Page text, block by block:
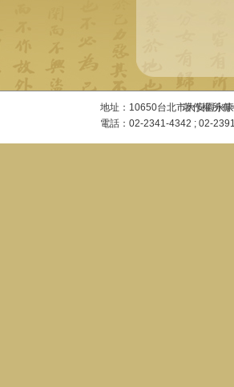
地址：10650台北市大安區永
電話：02-2341-4342 ; 02-
著作權所有